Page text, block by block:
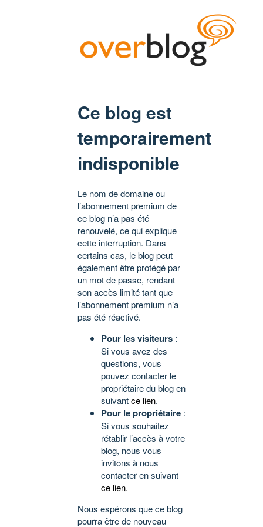
Ce blog est
temporairement
indisponible
Le nom de domaine ou
l’abonnement premium de
ce blog n’a pas été
renouvelé, ce qui explique
cette interruption. Dans
certains cas, le blog peut
également être protégé par
un mot de passe, rendant
son accès limité tant que
l’abonnement premium n’a
pas été réactivé.
Pour les visiteurs :
Si vous avez des
questions, vous
pouvez contacter le
propriétaire du blog en
suivantce lien.
Pour le propriétaire :
Si vous souhaitez
rétablir l’accès à votre
blog, nous vous
invitons à nous
contacter en suivant
ce lien.
Nous espérons que ce blog
pourra être de nouveau